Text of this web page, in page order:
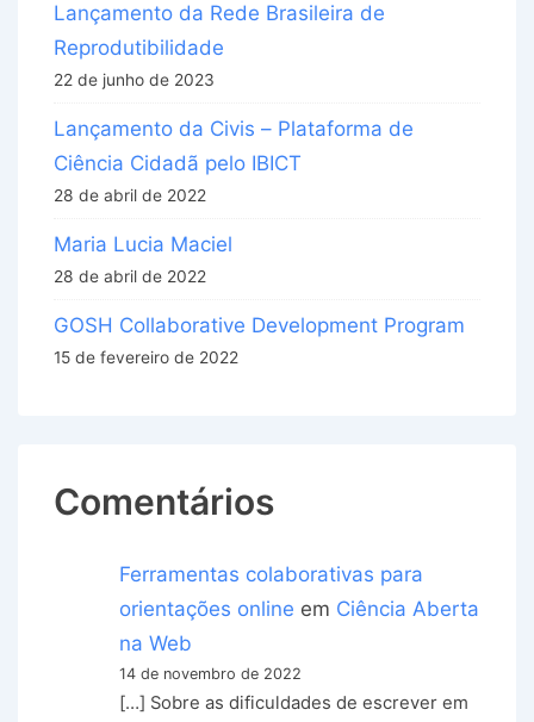
Lançamento da Rede Brasileira de
Reprodutibilidade
22 de junho de 2023
Lançamento da Civis – Plataforma de
Ciência Cidadã pelo IBICT
28 de abril de 2022
Maria Lucia Maciel
28 de abril de 2022
GOSH Collaborative Development Program
15 de fevereiro de 2022
Comentários
Ferramentas colaborativas para
orientações online em Ciência Aberta
na Web
14 de novembro de 2022
[…] Sobre as dificuldades de escrever em